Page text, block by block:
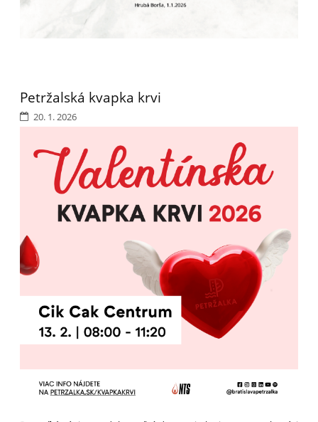
Petržalská kvapka krvi
20. 1. 2026